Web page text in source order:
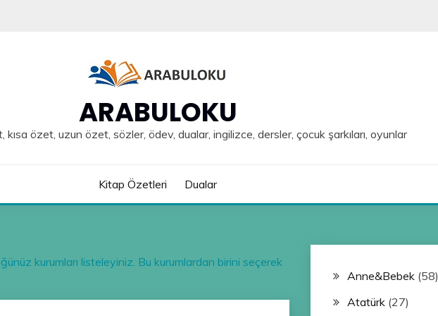
ARABULOKU
özet, uzun özet, sözler, ödev, dualar, ingilizce, dersler, çocuk şarkıları, oyunlar
Kitap Özetleri Dualar
kurumları listeleyiniz. Bu kurumlardan birini seçerek
Anne&Bebek(58)
Atatürk(27)